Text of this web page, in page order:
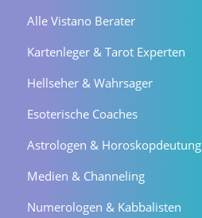
Alle Vistano Berater
Kartenleger & Tarot Experten
Hellseher & Wahrsager
Esoterische Coaches
Astrologen & Horoskopdeutung
Medien & Channeling
Numerologen & Kabbalisten